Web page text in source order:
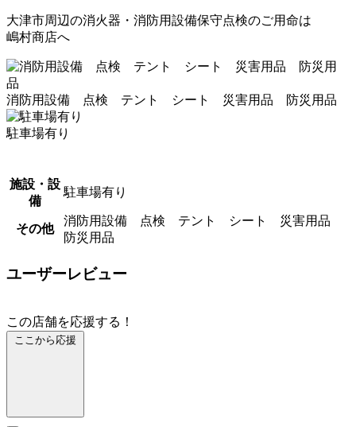
大津市周辺の消火器・消防用設備保守点検のご用命は
嶋村商店へ
消防用設備 点検 テント シート 災害用品 防災用品
駐車場有り
施設・設
備
駐車場有り
その他
消防用設備 点検 テント シート 災害用品
防災用品
ユーザーレビュー
この店舗を応援する！
ここから応援